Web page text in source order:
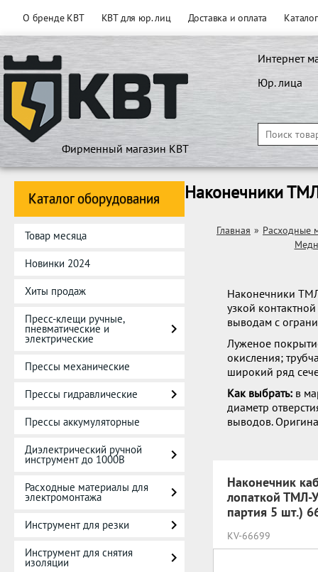
О бренде КВТ КВТ для юр. лиц Доставка и оплата
Фирменный магазин КВТ
Интернет
Юр. лица
Каталог оборудования
Товар месяца
Новинки 2024
Хиты продаж
Пресс-клещи ручные,
пневматические и
электрические
Прессы механические
Прессы гидравлические
Прессы аккумуляторные
Диэлектрический ручной
инструмент до 1000В
Расходные материалы для
электромонтажа
Инструмент для резки
Инструмент для снятия
изоляции
Наконечники
Главная » Расходные
Наконечники
узкой
выводам с
Луженое
окисления;
широкий ряд
Как выбрать: в
диаметр
выводов.
Наконечник
лопаткой ТМЛ-
партия 5 шт.)
KV-66699